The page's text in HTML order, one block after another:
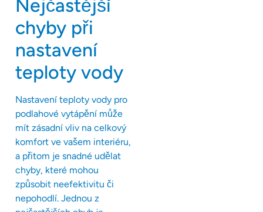
Nejčastější
chyby při
nastavení
teploty vody
Nastavení teploty vody pro
podlahové vytápění může
mít zásadní vliv na celkový
komfort ve vašem interiéru,
a přitom je snadné udělat
chyby, které mohou
způsobit neefektivitu či
nepohodlí. Jednou z